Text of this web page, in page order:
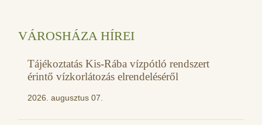
VÁROSHÁZA HÍREI
Tájékoztatás Kis-Rába vízpótló rendszert
érintő vízkorlátozás elrendeléséről
2026. augusztus 07.